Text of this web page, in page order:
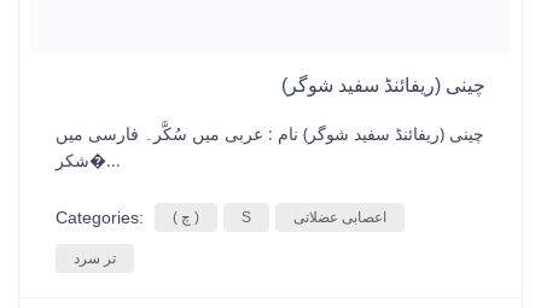
چینی (ریفائنڈ سفید شوگر)
چینی (ریفائنڈ سفید شوگر) نام : عربی میں سُكَّر۔ فارسی میں
شکر�...
Categories: ( چ ) S اعصابی عضلاتی
تر سرد